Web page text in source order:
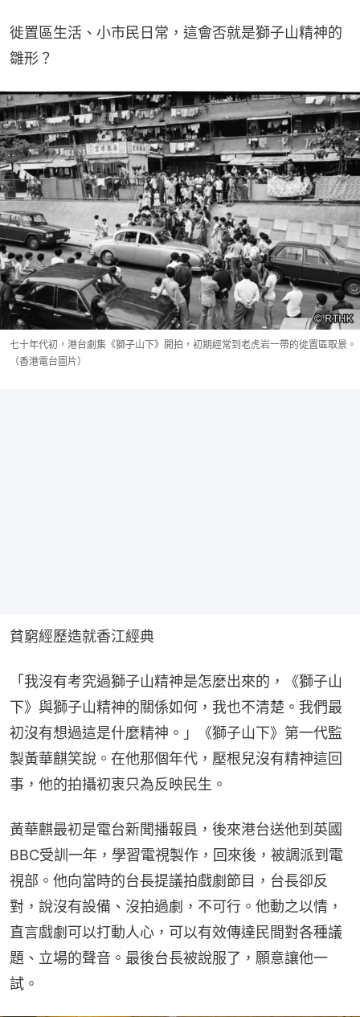
徙置區生活、小市民日常，這會否就是獅子山精神的
雛形？
七十年代初，港台劇集《獅子山下》開拍，初期經常到老虎岩一帶的徙置區取景。
（香港電台圖片）
貧窮經歷造就香江經典
「我沒有考究過獅子山精神是怎麼出來的，《獅子山
下》與獅子山精神的關係如何，我也不清楚。我們最
初沒有想過這是什麼精神。」《獅子山下》第一代監
製黃華麒笑說。在他那個年代，壓根兒沒有精神這回
事，他的拍攝初衷只為反映民生。
黃華麒最初是電台新聞播報員，後來港台送他到英國
BBC受訓一年，學習電視製作，回來後，被調派到電
視部。他向當時的台長提議拍戲劇節目，台長卻反
對，說沒有設備、沒拍過劇，不可行。他動之以情，
直言戲劇可以打動人心，可以有效傳達民間對各種議
題、立場的聲音。最後台長被說服了，願意讓他一
試。